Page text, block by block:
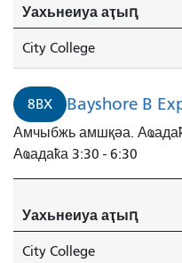
Уахьнеиуа аҭыԥ
City College
8BX Bayshore B
Амчыбжь амшқәа.
Аҩадаҟа 3:30 - 6:30
Уахьнеиуа аҭыԥ
City College